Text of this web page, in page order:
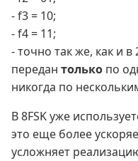
- f3 = 10;
- f4 = 11;
- точно так же, как и
передан только по
никогда по
В 8FSK уже
это еще более
усложняет